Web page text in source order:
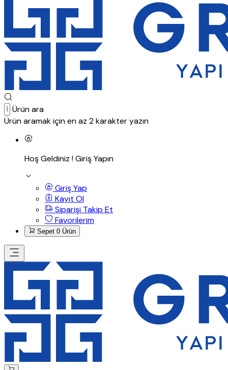
Ürün ara
Ürün aramak için en az 2 karakter yazın
Hoş Geldiniz !Giriş Yapın
Giriş Yap
Kayıt Ol
Siparişi Takip Et
Favorilerim
Sepet 0 Ürün